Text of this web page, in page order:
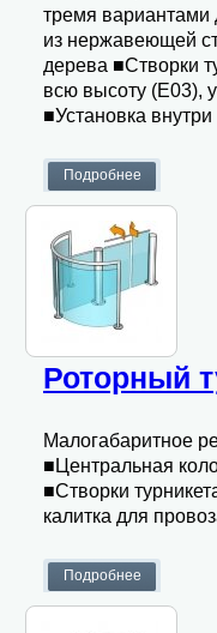
тремя вариантами
из нержавеющей
дерева ■Створки
всю высоту (E03),
■Установка
Роторный
Малогабаритное
■Центральная
■Створки
калитка для